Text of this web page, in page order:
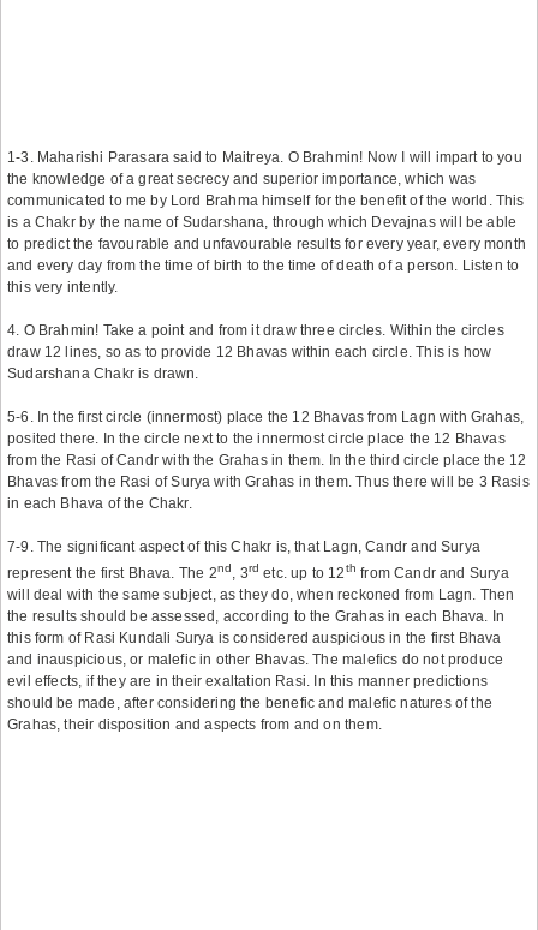
1-3. Maharishi Parasara said to Maitreya. O Brahmin! Now I will impart to you
the knowledge of a great secrecy and superior importance, which was
communicated to me by Lord Brahma himself for the benefit of the world. This
is a Chakr by the name of Sudarshana, through which Devajnas will be able
to predict the favourable and unfavourable results for every year, every month
and every day from the time of birth to the time of death of a person. Listen to
this very intently.
4. O Brahmin! Take a point and from it draw three circles. Within the circles
draw 12 lines, so as to provide 12 Bhavas within each circle. This is how
Sudarshana Chakr is drawn.
5-6. In the first circle (innermost) place the 12 Bhavas from Lagn with Grahas,
posited there. In the circle next to the innermost circle place the 12 Bhavas
from the Rasi of Candr with the Grahas in them. In the third circle place the 12
Bhavas from the Rasi of Surya with Grahas in them. Thus there will be 3 Rasis
in each Bhava of the Chakr.
7-9. The significant aspect of this Chakr is, that Lagn, Candr and Surya
represent the first Bhava. The 2nd, 3rd etc. up to 12th from Candr and Surya
will deal with the same subject, as they do, when reckoned from Lagn. Then
the results should be assessed, according to the Grahas in each Bhava. In
this form of Rasi Kundali Surya is considered auspicious in the first Bhava
and inauspicious, or malefic in other Bhavas. The malefics do not produce
evil effects, if they are in their exaltation Rasi. In this manner predictions
should be made, after considering the benefic and malefic natures of the
Grahas, their disposition and aspects from and on them.